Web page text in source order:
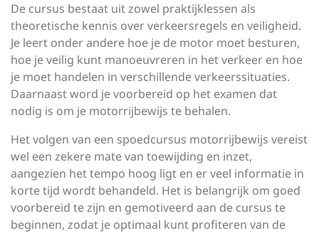
De cursus bestaat uit zowel praktijklessen als
theoretische kennis over verkeersregels en veiligheid.
Je leert onder andere hoe je de motor moet besturen,
hoe je veilig kunt manoeuvreren in het verkeer en hoe
je moet handelen in verschillende verkeerssituaties.
Daarnaast word je voorbereid op het examen dat
nodig is om je motorrijbewijs te behalen.
Het volgen van een spoedcursus motorrijbewijs vereist
wel een zekere mate van toewijding en inzet,
aangezien het tempo hoog ligt en er veel informatie in
korte tijd wordt behandeld. Het is belangrijk om goed
voorbereid te zijn en gemotiveerd aan de cursus te
beginnen, zodat je optimaal kunt profiteren van de